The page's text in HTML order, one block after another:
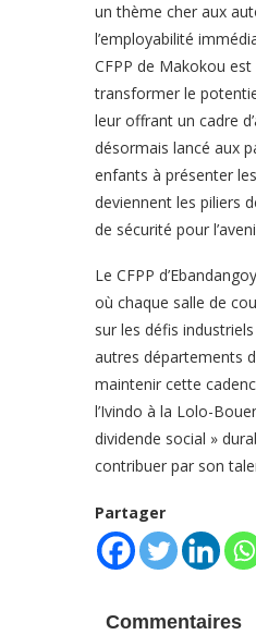
un thème cher aux
l’employabilité
CFPP de Makokou
transformer le
leur offrant un cadre
désormais lancé aux
enfants à présenter
deviennent les piliers
de sécurité pour
Le CFPP
où chaque salle de
sur les défis
autres départements
maintenir cette
l’Ivindo à la Lolo-
dividende social »
contribuer par son
Partager
Commentaires